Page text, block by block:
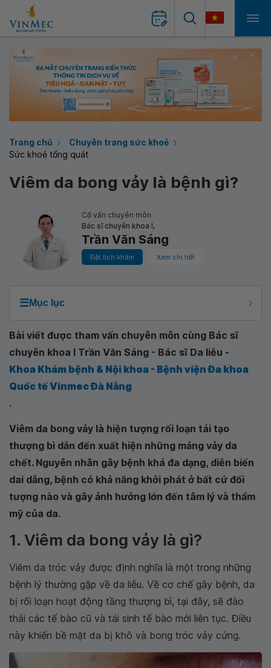
Trang chủ
Chuyên trang sức khoẻ
Sức khoẻ tổng quát
Viêm da bong vảy là bệnh gì?
Cố vấn chuyên môn
Bác sĩ chuyên khoa I,
Trần Văn Sáng
Đặt lịch khám Xem chi tiết
☰Mục lục
Bài viết được tham vấn chuyên môn cùng Bác sĩ
chuyên khoa I Trần Văn Sáng - Bác sĩ Da liễu -
Khoa Khám bệnh & Nội khoa - Bệnh viện Đa khoa
Quốc tế Vinmec Đà Nẵng
.
Viêm da bong vảy là hiện tượng rối loạn tái tạo
thượng bì dẫn đến xuất hiện những mảng vảy da
chết. Nguyên nhân gây bệnh khá đa dạng, diễn biến
dai dẳng, bệnh có khả năng khởi phát ở bất cứ đối
tượng nào và gây ảnh hưởng lớn đến tâm lý và thẩm
mỹ của da.
1. Viêm da bong vảy là gì?
Viêm da tróc vảy được định nghĩa là một trong những
bệnh lý thường gặp về da liễu. Về cơ chế gây bệnh, da
bị rối loạn hoạt động tầng thượng bì, tại đây, sẽ đào
thải các tế bào cũ và tái sinh tế bào mới liên tục. Điều
này khiến bề mặt da bị khô và bong tróc vảy cứng.